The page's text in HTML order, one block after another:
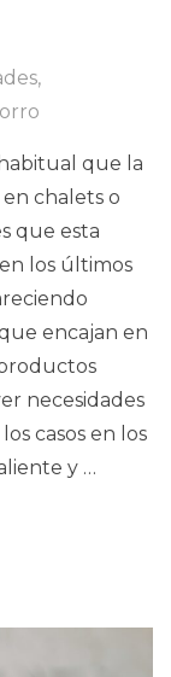
,
que la
chalets o
que esta
los últimos
encajan en
necesidades
casos en los
y …